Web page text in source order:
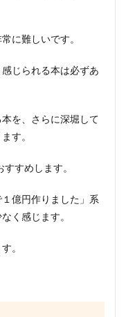
に難しいです。
じられる本は必ずあ
を、さらに深堀して
す。
すめします。
億円作りました」系
く感じます。
。